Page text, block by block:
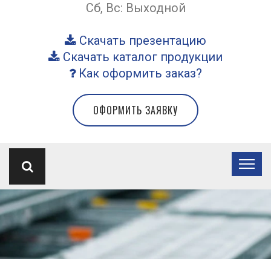
Сб, Вс: Выходной
Скачать презентацию
Скачать каталог продукции
Как оформить заказ?
ОФОРМИТЬ ЗАЯВКУ